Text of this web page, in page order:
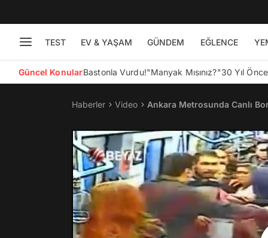
TEST EV & YAŞAM GÜNDEM EĞLENCE
Güncel KonularBastonla Vurdu!"Manyak Mısınız?"30 Yıl
Haberler Video Ankara Metrosunda Canlı